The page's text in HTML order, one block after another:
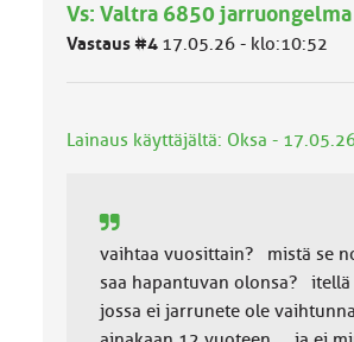
u
o
Vs: Valtra 6850 jarruongelma
Vastaus #4 17.05.26 - klo:10:52
Lainaus käyttäjältä: Oksa -
vaihtaa vuosittain? mistä se
saa hapantuvan olonsa? itellä
jossa ei jarrunete ole vaihtunna